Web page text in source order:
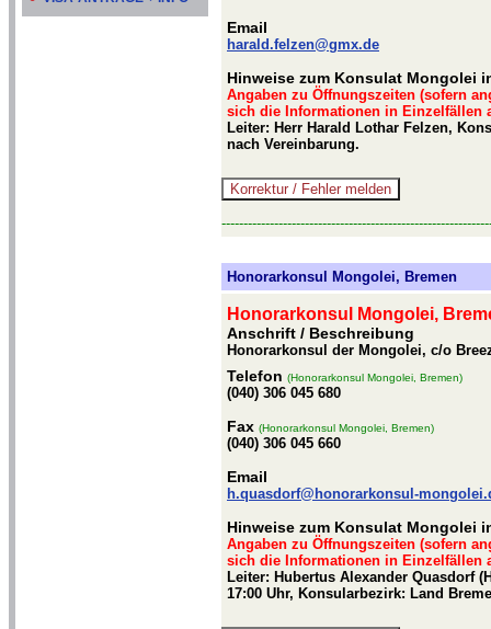
Email
harald.felzen@gmx.de
Hinweise zum Konsulat Mongolei
Angaben zu Öffnungszeiten (sofern
sich die Informationen in Einzelfällen
Leiter: Herr Harald Lothar Felzen,
nach Vereinbarung.
Honorarkonsul Mongolei, Bremen
Honorarkonsul Mongolei,
Anschrift / Beschreibung
Honorarkonsul der Mongolei, c/o
Telefon (Honorarkonsul Mongolei, Bremen)
(040) 306 045 680
Fax (Honorarkonsul Mongolei, Bremen)
(040) 306 045 660
Email
h.quasdorf@honorarkonsul-
Hinweise zum Konsulat Mongolei
Angaben zu Öffnungszeiten (sofern
sich die Informationen in Einzelfällen
Leiter: Hubertus Alexander Quasdorf
17:00 Uhr, Konsularbezirk: Land